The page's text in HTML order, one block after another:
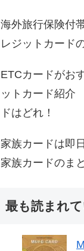
海外旅行保険付
レジットカード
ETCカードがお
ットカード紹介
ドはどれ！
家族カードは即
家族カードのま
最も読まれ